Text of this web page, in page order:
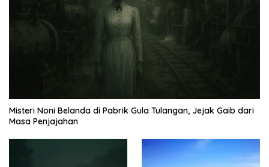
Misteri Noni Belanda di Pabrik Gula Tulangan, Jejak Gaib dari
Masa Penjajahan